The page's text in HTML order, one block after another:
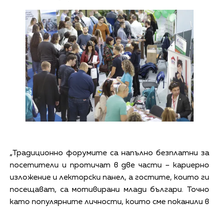
„Традиционно форумите са напълно безплатни за
посетители и протичат в две части – кариерно
изложение и лекторски панел, а гостите, които ги
посещават, са мотивирани млади българи. Точно
като популярните личности, които сме поканили в